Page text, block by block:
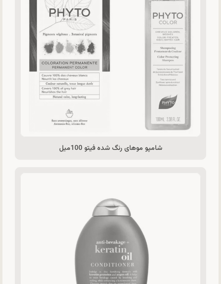
شامپو موهای رنگ شده فیتو 100میل